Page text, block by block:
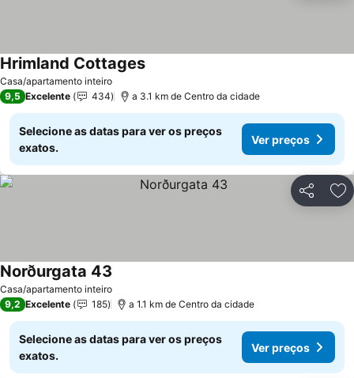
Casa/apartamento inteiro
Hrimland Cottages
9,5 Excelente 434 a 3.1 km de Centro da cidade
Selecione as datas para ver os preços
exatos.
Ver preços
Partilhar
Casa/apartamento inteiro
Norðurgata 43
9,2 Excelente 185 a 1.1 km de Centro da cidade
Selecione as datas para ver os preços
exatos.
Ver preços